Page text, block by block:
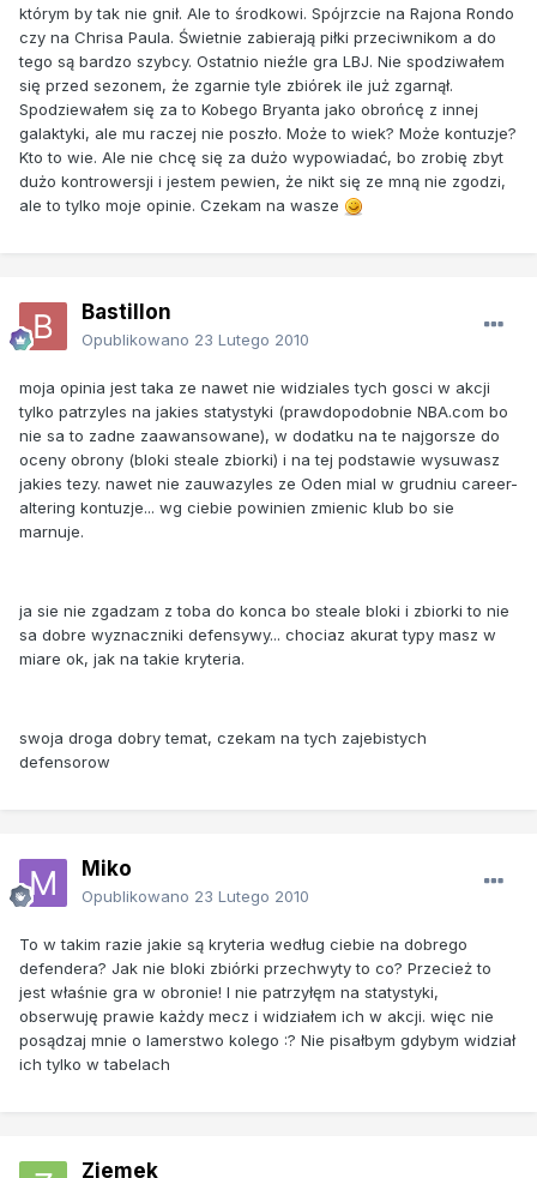
którym by tak nie gnił. Ale to środkowi. Spójrzcie na Rajona Rondo
czy na Chrisa Paula. Świetnie zabierają piłki przeciwnikom a do
tego są bardzo szybcy. Ostatnio nieźle gra LBJ. Nie spodziwałem
się przed sezonem, że zgarnie tyle zbiórek ile już zgarnął.
Spodziewałem się za to Kobego Bryanta jako obrońcę z innej
galaktyki, ale mu raczej nie poszło. Może to wiek? Może kontuzje?
Kto to wie. Ale nie chcę się za dużo wypowiadać, bo zrobię zbyt
dużo kontrowersji i jestem pewien, że nikt się ze mną nie zgodzi,
ale to tylko moje opinie. Czekam na wasze
Bastillon
Opublikowano 23 Lutego 2010
moja opinia jest taka ze nawet nie widziales tych gosci w akcji
tylko patrzyles na jakies statystyki (prawdopodobnie NBA.com bo
nie sa to zadne zaawansowane), w dodatku na te najgorsze do
oceny obrony (bloki steale zbiorki) i na tej podstawie wysuwasz
jakies tezy. nawet nie zauwazyles ze Oden mial w grudniu career-
altering kontuzje... wg ciebie powinien zmienic klub bo sie
marnuje.
ja sie nie zgadzam z toba do konca bo steale bloki i zbiorki to nie
sa dobre wyznaczniki defensywy... chociaz akurat typy masz w
miare ok, jak na takie kryteria.
swoja droga dobry temat, czekam na tych zajebistych
defensorow
Miko
Opublikowano 23 Lutego 2010
To w takim razie jakie są kryteria według ciebie na dobrego
defendera? Jak nie bloki zbiórki przechwyty to co? Przecież to
jest właśnie gra w obronie! I nie patrzyłęm na statystyki,
obserwuję prawie każdy mecz i widziałem ich w akcji. więc nie
posądzaj mnie o lamerstwo kolego :? Nie pisałbym gdybym widział
ich tylko w tabelach
Ziemek